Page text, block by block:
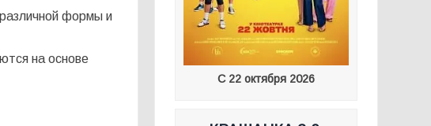
формы и
на основе
С 22 октября 2026